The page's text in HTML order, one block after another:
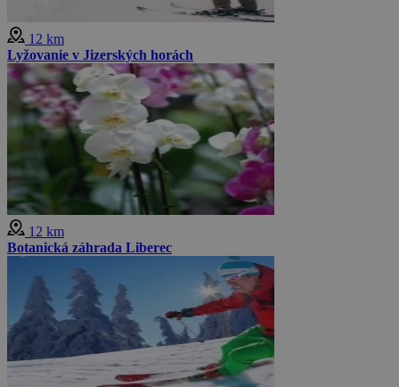
12 km
Lyžovanie v Jizerských horách
12 km
Botanická záhrada Liberec